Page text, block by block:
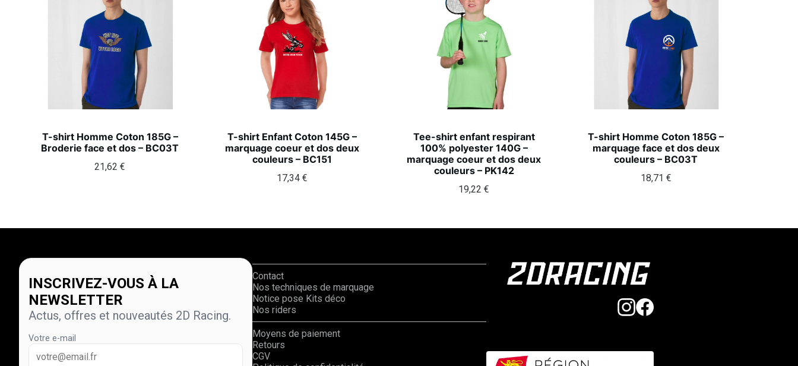
T-shirt Homme Coton 185G –
Broderie face et dos – BC03T
21,62€
T-shirt Enfant Coton 145G –
marquage coeur et dos deux
couleurs – BC151
17,34 €
Tee-shirt enfant respirant
100% polyester 140G –
marquage coeur et dos deux
couleurs – PK142
19,22€
T-shirt Homme Coton 185G –
marquage face et dos deux
couleurs – BC03T
18,71 €
INSCRIVEZ-VOUS À LA
NEWSLETTER
Actus, offres et nouveautés 2D Racing.
Votre e-mail
Contact
Nos techniques de marquage
Notice pose Kits déco
Nos riders
Moyens de paiement
Retours
CGV